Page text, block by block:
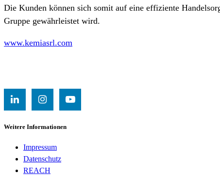
Die Kunden können sich somit auf eine effiziente
Gruppe gewährleistet wird.
www.kemiasrl.com
Weitere Informationen
Impressum
Datenschutz
REACH